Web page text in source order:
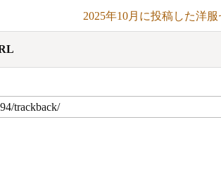
2025年10月に投稿した洋